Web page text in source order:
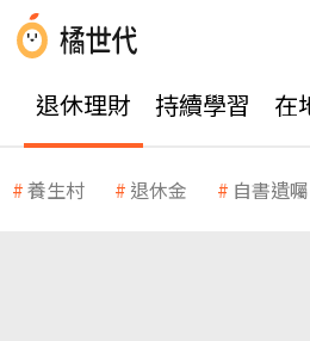
退休理財 持續學習 在
養生村 退休金 自書遺囑